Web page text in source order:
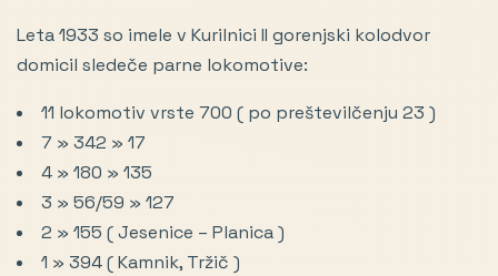
Leta 1933 so imele v Kurilnici II gorenjski kolodvor
domicil sledeče parne lokomotive:
11 lokomotiv vrste 700 ( po preštevilčenju 23 )
7 » 342 » 17
4 » 180 » 135
3 » 56/59 » 127
2 » 155 ( Jesenice – Planica )
1 » 394 ( Kamnik, Tržič )